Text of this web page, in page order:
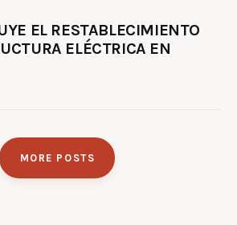
EL RESTABLECIMIENTO
ELÉCTRICA EN
MORE POSTS